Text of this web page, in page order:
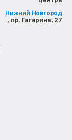
Нижний Новгород
, пр. Гагарина, 27